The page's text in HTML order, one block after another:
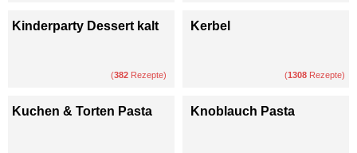
Kinderparty Dessert kalt
(382 Rezepte)
Kerbel
(1308 Rezepte)
Kuchen & Torten Pasta Knoblauch Pasta